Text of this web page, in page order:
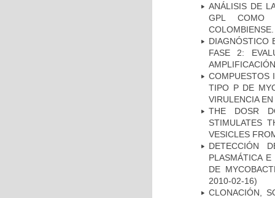
ANÁLISIS DE
GPL COMO
COLOMBIENSE.
DIAGNÓSTICO
FASE 2:
COMPUESTOS
TIPO P DE
VIRULENCIA
THE DOSR
STIMULATES
VESICLES
DETECCIÓN
PLASMÁTICA
DE
2010-02-16)
CLONACIÓN,